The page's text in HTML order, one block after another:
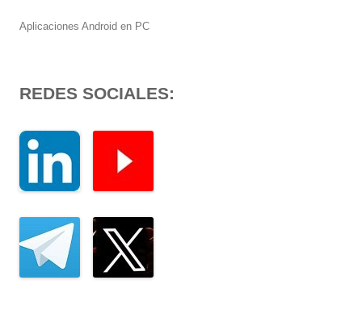
Aplicaciones Android en PC
REDES SOCIALES: